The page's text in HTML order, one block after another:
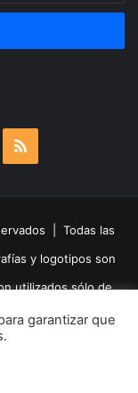
RSS
| Todas las
y logotipos son
utilizados sólo de
privacidad|Política
garantizar que
.